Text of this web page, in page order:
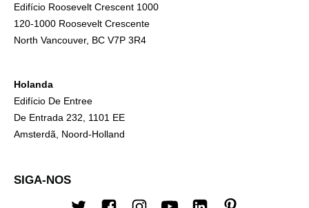
Edifício Roosevelt Crescent 1000
120-1000 Roosevelt Crescente
North Vancouver, BC V7P 3R4
Holanda
Edifício De Entree
De Entrada 232, 1101 EE
Amsterdã, Noord-Holland
SIGA-NOS